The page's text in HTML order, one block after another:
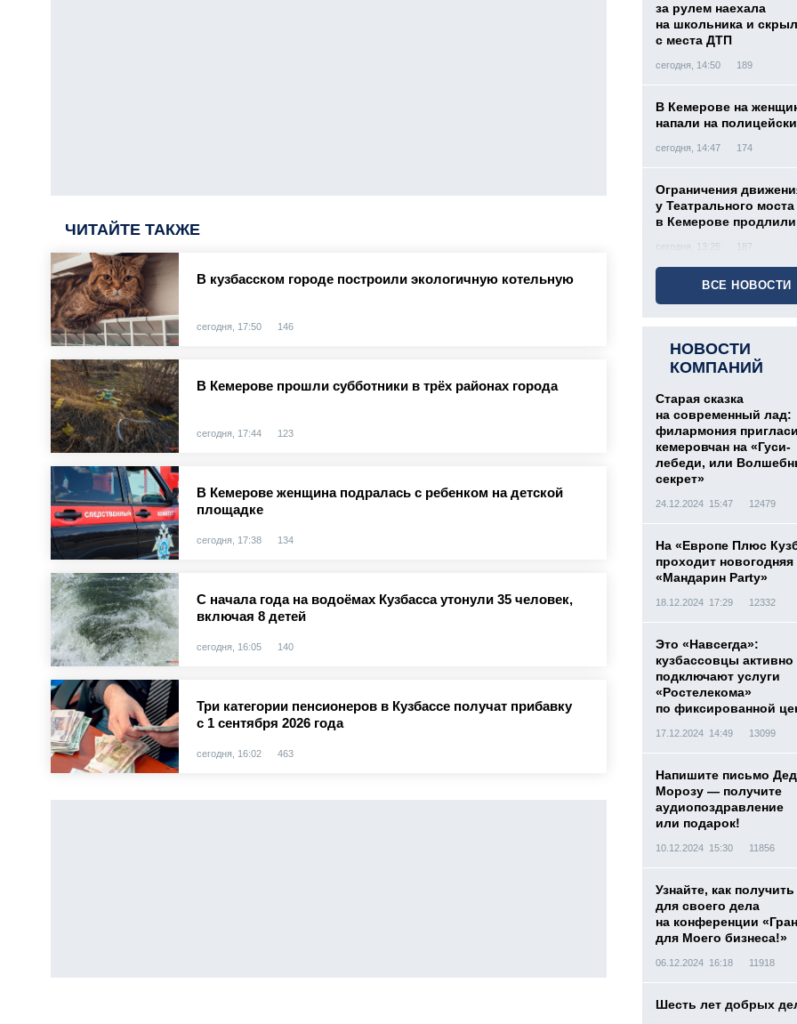
ЧИТАЙТЕ ТАКЖЕ
В кузбасском городе построили экологичную котельную
сегодня, 17:50 146
В Кемерове прошли субботники в трёх районах города
сегодня, 17:44 123
В Кемерове женщина подралась с ребенком на детской
площадке
сегодня, 17:38 134
С начала года на водоёмах Кузбасса утонули 35 человек,
включая 8 детей
сегодня, 16:05 140
Три категории пенсионеров в Кузбассе получат прибавку
с 1 сентября 2026 года
сегодня, 16:02 463
за рулем наехала
на школьника и
с места ДТП
сегодня, 14:50 189
В Кемерове на
напали на
сегодня, 14:47 174
Ограничения
у Театрального моста
в Кемерове продлили
сегодня, 13:25 187
ВСЕ НОВОСТИ
НОВОСТИ
КОМПАНИЙ
Старая сказка
на современный лад:
филармония
кемеровчан на «Гуси-
лебеди, или
секрет»
24.12.2024 15:47 12479
На «Европе Плюс
проходит новогодняя
«Мандарин Party»
18.12.2024 17:29 12332
Это «Навсегда»:
кузбассовцы активно
подключают услуги
«Ростелекома»
по фиксированной
17.12.2024 14:49 13099
Напишите письмо
Морозу — получите
аудиопоздравление
или подарок!
10.12.2024 15:30 11856
Узнайте, как получить
для своего дела
на конференции
для Моего бизнеса!»
06.12.2024 16:18 11918
Шесть лет добрых